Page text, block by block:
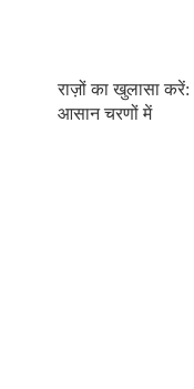
राज़ों का खुलासा
आसान चरणों में